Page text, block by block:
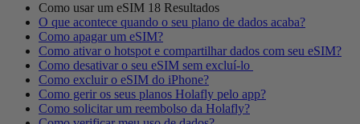
Como usar um eSIM 18 Resultados
O que acontece quando o seu plano de dados acaba?
Como apagar um eSIM?
Como ativar o hotspot e compartilhar dados com seu eSIM?
Como desativar o seu eSIM sem excluí-lo
Como excluir o eSIM do iPhone?
Como gerir os seus planos Holafly pelo app?
Como solicitar um reembolso da Holafly?